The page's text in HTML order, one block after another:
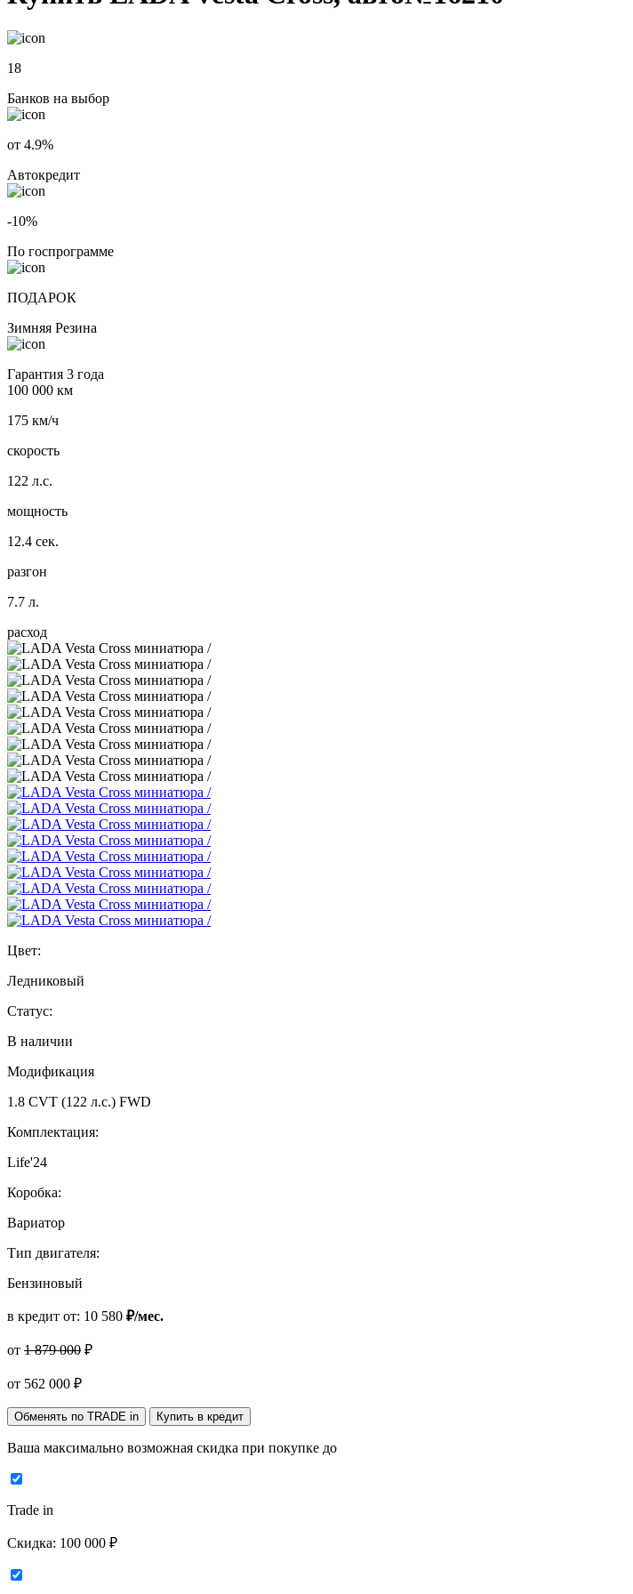
18
Банков на выбор
от 4.9%
Автокредит
-10%
По госпрограмме
ПОДАРОК
Зимняя Резина
Гарантия 3 года
100 000 км
175 км/ч
скорость
122 л.с.
мощность
12.4 сек.
разгон
7.7 л.
расход
Цвет:
Ледниковый
Статус:
В наличии
Модификация
1.8 CVT (122 л.с.) FWD
Комплектация:
Life'24
Коробка:
Вариатор
Тип двигателя:
Бензиновый
в кредит от: 10 580 ₽/мес.
от 1 879 000 ₽
от 562 000 ₽
Обменять по TRADE in Купить в кредит
Ваша максимально возможная скидка при покупке до
Trade in
Скидка: 100 000 ₽